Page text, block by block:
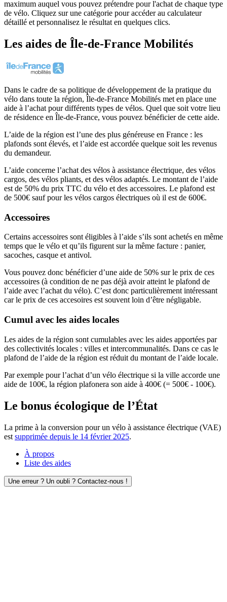
maximum auquel vous pouvez prétendre pour l'achat de chaque type
de vélo. Cliquez sur une catégorie pour accéder au calculateur
détaillé et personnalisez le résultat en quelques clics.
Les aides de Île-de-France Mobilités
Dans le cadre de sa politique de développement de la pratique du
vélo dans toute la région, Île-de-France Mobilités met en place une
aide à l’achat pour différents types de vélos. Quel que soit votre lieu
de résidence en Île-de-France, vous pouvez bénéficier de cette aide.
L’aide de la région est l’une des plus généreuse en France : les
plafonds sont élevés, et l’aide est accordée quelque soit les revenus
du demandeur.
L’aide concerne l’achat des vélos à assistance électrique, des vélos
cargos, des vélos pliants, et des vélos adaptés. Le montant de l’aide
est de 50% du prix TTC du vélo et des accessoires. Le plafond est
de 500€ sauf pour les vélos cargos électriques où il est de 600€.
Accessoires
Certains accessoires sont éligibles à l’aide s’ils sont achetés en même
temps que le vélo et qu’ils figurent sur la même facture : panier,
sacoches, casque et antivol.
Vous pouvez donc bénéficier d’une aide de 50% sur le prix de ces
accessoires (à condition de ne pas déjà avoir atteint le plafond de
l’aide avec l’achat du vélo). C’est donc particulièrement intéressant
car le prix de ces accesoires est souvent loin d’être négligable.
Cumul avec les aides locales
Les aides de la région sont cumulables avec les aides apportées par
des collectivités locales : villes et intercommunalités. Dans ce cas le
plafond de l’aide de la région est réduit du montant de l’aide locale.
Par exemple pour l’achat d’un vélo électrique si la ville accorde une
aide de 100€, la région plafonera son aide à 400€ (= 500€ - 100€).
Le bonus écologique de l’État
La prime à la conversion pour un vélo à assistance électrique (VAE)
est supprimée depuis le 14 février 2025.
À propos
Liste des aides
Une erreur ? Un oubli ? Contactez-nous !